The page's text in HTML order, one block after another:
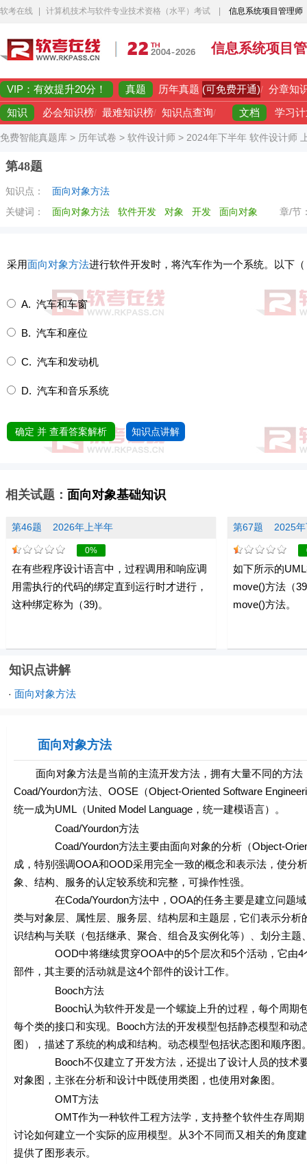
软考在线 计算机技术与软件专业技术资格（水平）考试 信息系统项目管理师
信息系统项目
VIP：有效提升20分！ 真题 历年真题 (可免费开通)/ 分章知
知识 必会知识榜/ 最难知识榜/ 知识点查询/ 文档 学习
免费智能真题库 > 历年试卷 > 软件设计师 > 2024年下半年 软件设计师
第48题
知识点：
面向对象方法
关键词：
面向对象方法 软件开发 对象 开发 面向对象 章/节
采用面向对象方法进行软件开发时，将汽车作为一个系统。以下
A. 汽车和车窗
B. 汽车和座位
C. 汽车和发动机
D. 汽车和音乐系统
确定 并 查看答案解析 知识点讲解
相关试题： 面向对象基础知识
第46题 2026年上半年
0%
在有些程序设计语言中，过程调用和响应调
用需执行的代码的绑定直到运行时才进行，
这种绑定称为（39)。
第67题 2025
如下所示的
move()方法（
move()方法。
知识点讲解
· 面向对象方法
面向对象方法
面向对象方法是当前的主流开发方法，拥有大量不同的方法
Coad/Yourdon方法、OOSE（Object-Oriented Software
统一成为UML（United Model Language，统一建模语言）。
Coad/Yourdon方法
Coad/Yourdon方法主要由面向对象的分析（Object-
成，特别强调OOA和OOD采用完全一致的概念和表示法，使分
象、结构、服务的认定较系统和完整，可操作性强。
在Coda/Yourdon方法中，OOA的任务主要是建立问题域的
类与对象层、属性层、服务层、结构层和主题层，它们表示分
识结构与关联（包括继承、聚合、组合及实例化等）、划分主题
OOD中将继续贯穿OOA中的5个层次和5个活动，它由4个
部件，其主要的活动就是这4个部件的设计工作。
Booch方法
Booch认为软件开发是一个螺旋上升的过程，每个周期包
每个类的接口和实现。Booch方法的开发模型包括静态模型和
图），描述了系统的构成和结构。动态模型包括状态图和顺序
Booch不仅建立了开发方法，还提出了设计人员的技术要
对象图，主张在分析和设计中既使用类图，也使用对象图。
OMT方法
OMT作为一种软件工程方法学，支持整个软件生存周期，
讨论如何建立一个实际的应用模型。从3个不同而又相关的角度
提供了图形表示。